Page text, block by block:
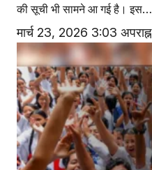
की सूची भी सामने आ गई है। इस…
मार्च 23, 2026 3:03 अपराह्न